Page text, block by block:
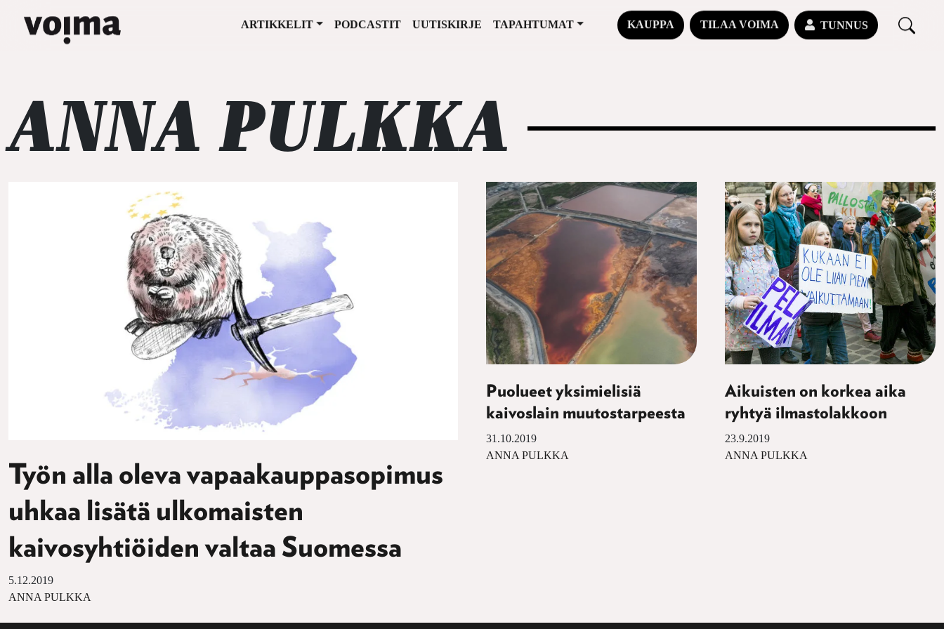
Päävalikko
ARTIKKELIT PODCASTIT UUTISKIRJE TAPAHTUMAT KAUPPA TILAA VOIMA TUNNUS
ANNA PULKKA
Työn alla oleva vapaakauppasopimus
uhkaa lisätä ulkomaisten
kaivosyhtiöiden valtaa Suomessa
5.12.2019
ANNA PULKKA
Puolueet yksimielisiä
kaivoslain muutostarpeesta
31.10.2019
ANNA PULKKA
Aikuisten on korkea aika
ryhtyä ilmastolakkoon
23.9.2019
ANNA PULKKA